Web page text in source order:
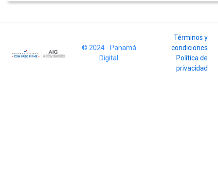
© 2024 - Panamá
Digital
Términos y
condiciones
Política de
privacidad